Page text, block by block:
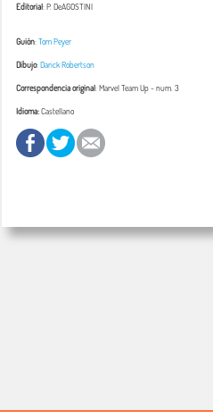
Editorial: P. DeAGOSTINI
Guión:Tom Peyer
Dibujo:Darick Robertson
Correspondencia original:Marvel Team Up- num. 3
Idioma:Castellano